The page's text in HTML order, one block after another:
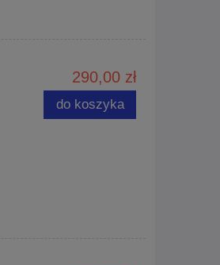
290,00 zł
do koszyka